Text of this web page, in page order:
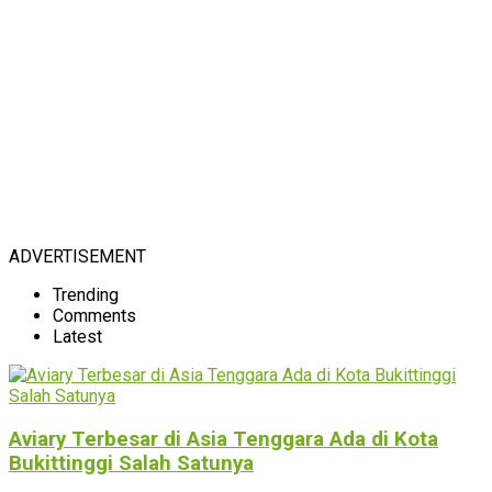
ADVERTISEMENT
Trending
Comments
Latest
Aviary Terbesar di Asia Tenggara Ada di Kota
Bukittinggi Salah Satunya